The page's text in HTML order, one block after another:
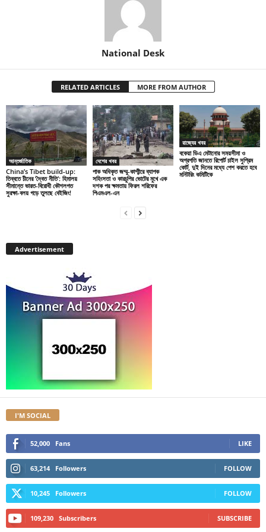
National Desk
RELATED ARTICLES MORE FROM AUTHOR
আন্তর্জাতিক
China’s Tibet build-up:
তিব্বতে চীনের ‘দ্বৈত নীতি’: হিমালয়
সীমান্তে ভারত-বিরোধী কৌশলগত
সুরক্ষা-বলয় গড়ে তুলছে বেইজিং!
দেশের খবর
পাক অধিকৃত জম্মু-কাশ্মীরে ব্যাপক
সহিংসতা ও কারচুপির ভোটের মুখে এক
দশক পর ক্ষমতায় ফিরল শরিফের
পিএমএল-এন
রাজ্যের খবর
বকেয়া ডিএ মেটানোর সময়সীমা ও
অগ্রগতি জানতে রিপোর্ট চাইল সুপ্রিম
কোর্ট, দুই দিনের মধ্যে পেশ করতে হবে
মনিটরিং কমিটিকে
Advertisement
I'M SOCIAL
52,000 Fans LIKE
63,214 Followers FOLLOW
10,245 Followers FOLLOW
109,230 Subscribers SUBSCRIBE